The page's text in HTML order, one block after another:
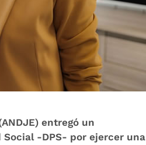
entregó un
-DPS- por ejercer una